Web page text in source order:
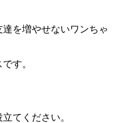
を増やせないワンちゃ
す。
てください。